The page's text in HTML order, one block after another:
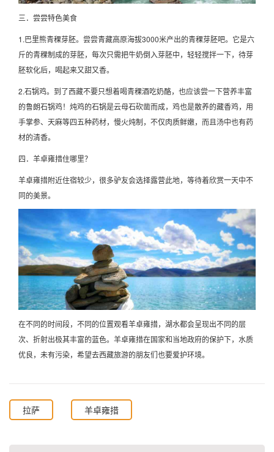
三．尝尝特色美食
1.巴里熊青稞芽胚。尝尝青藏高原海拔3000米产出的青稞芽胚吧。它是六
斤的青稞制成的芽胚，每次只需把牛奶倒入芽胚中，轻轻搅拌一下，待芽
胚软化后，喝起来又甜又香。
2.石锅鸡。到了西藏不要只想着喝青稞酒吃奶酪，也应该尝一下营养丰富
的鲁朗石锅鸡！炖鸡的石锅是云母石砍凿而成，鸡也是散养的藏香鸡，用
手掌参、天麻等四五种药材，慢火炖制，不仅肉质鲜嫩，而且汤中也有药
材的清香。
四．羊卓雍措住哪里？
羊卓雍措附近住宿较少，很多驴友会选择露营此地，等待着欣赏一天中不
同的美景。
在不同的时间段，不同的位置观看羊卓雍措，湖水都会呈现出不同的层
次、折射出极其丰富的蓝色。羊卓雍措在国家和当地政府的保护下，水质
优良，未有污染，希望去西藏旅游的朋友们也要爱护环境。
拉萨 羊卓雍措